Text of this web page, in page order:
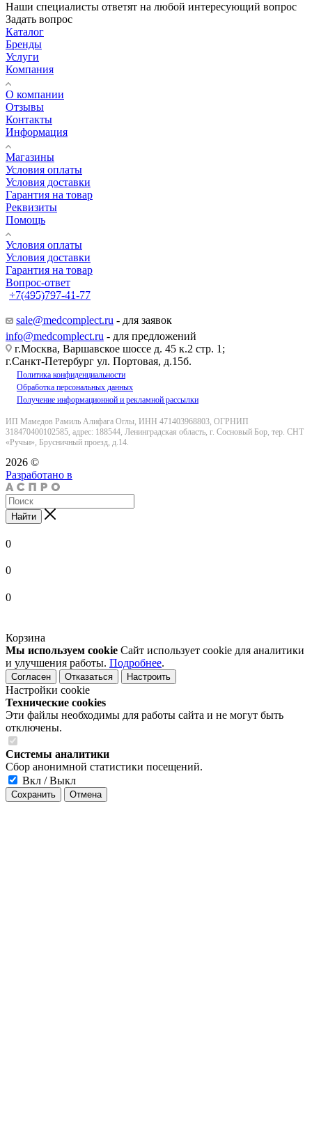
Наши специалисты ответят на любой интересующий вопрос
Задать вопрос
Каталог
Бренды
Услуги
Компания
О компании
Отзывы
Контакты
Информация
Магазины
Условия оплаты
Условия доставки
Гарантия на товар
Реквизиты
Помощь
Условия оплаты
Условия доставки
Гарантия на товар
Вопрос-ответ
+7(495)797-41-77
sale@medcomplect.ru - для заявок
info@medcomplect.ru - для предложений
г.Москва, Варшавское шоссе д. 45 к.2 стр. 1;
г.Санкт-Петербург ул. Портовая, д.15б.
Политика конфиденциальности
Обработка персональных данных
Получение информационной и рекламной рассылки
ИП Мамедов Рамиль Алифага Оглы, ИНН 471403968803, ОГРНИП
318470400102585, адрес: 188544, Ленинградская область, г. Сосновый Бор, тер. СНТ
«Ручьи», Брусничный проезд, д.14.
2026 ©
Разработано в
Найти
0
0
0
Корзина
Мы используем cookie Сайт использует cookie для аналитики
и улучшения работы. Подробнее.
Согласен Отказаться Настроить
Настройки cookie
Технические cookies
Эти файлы необходимы для работы сайта и не могут быть
отключены.
Системы аналитики
Сбор анонимной статистики посещений.
Вкл / Выкл
Сохранить Отмена